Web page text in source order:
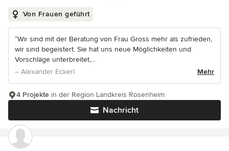
Von Frauen geführt
“Wir sind mit der Beratung von Frau Gross mehr als zufrieden,
wir sind begeistert. Sie hat uns neue Möglichkeiten und
Vorschläge unterbreitet,...
– Alexander Eckerl
Mehr
Nachricht
4 Projekte in der Region Landkreis Rosenheim